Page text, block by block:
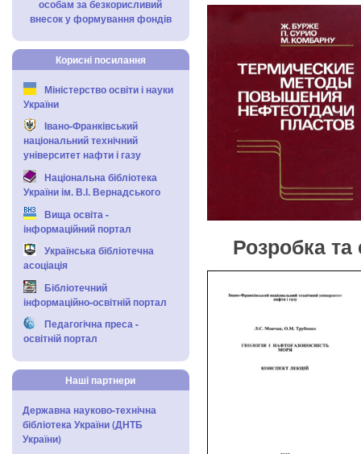
особам за безкорисливий
внесок у формування фондів
Корисні посилання
Міністерство освіти і науки
України
Івано-Франківський
національний технічний
університет нафти і газу
Національна бібліотека
України ім. В.І. Вернадського
Вища освіта -
інформаційний портал
Українська бібліотечна
асоціація
Бібліотечний
інформаційно-освітній портал
Педагогічна преса -
освітній портал
Наші партнери
Державна науково-технічна
бібліотека України (ДНТБ
України)
Розробка